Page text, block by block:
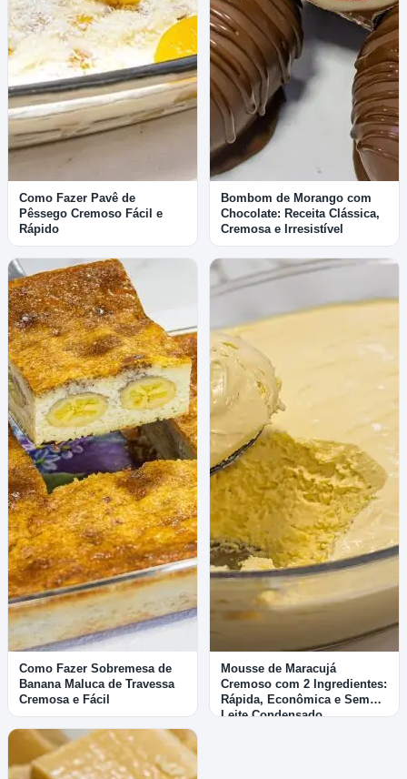
Como Fazer Pavê de
Pêssego Cremoso Fácil e
Rápido
Bombom de Morango com
Chocolate: Receita Clássica,
Cremosa e Irresistível
Como Fazer Sobremesa de
Banana Maluca de Travessa
Cremosa e Fácil
Mousse de Maracujá
Cremoso com 2 Ingredientes:
Rápida, Econômica e Sem
Leite Condensado